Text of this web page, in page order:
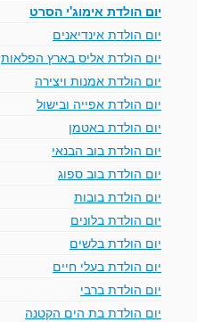
יום הולדת אימוג'י הסרט
יום הולדת אינדיאנים
יום הולדת אליס בארץ הפלאות
יום הולדת אמנות ויצירה
יום הולדת אפייה ובישול
יום הולדת באטמן
יום הולדת בוב הבנאי
יום הולדת בוב ספוג
יום הולדת בובות
יום הולדת בלונים
יום הולדת בלשים
יום הולדת בעלי חיים
יום הולדת ברבי
יום הולדת בת הים הקטנה